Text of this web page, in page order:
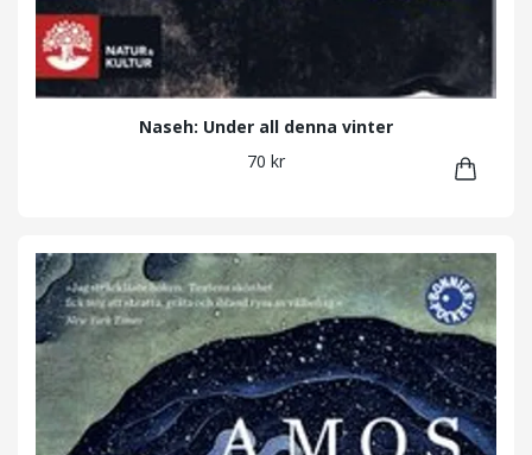
Naseh: Under all denna vinter
70 kr